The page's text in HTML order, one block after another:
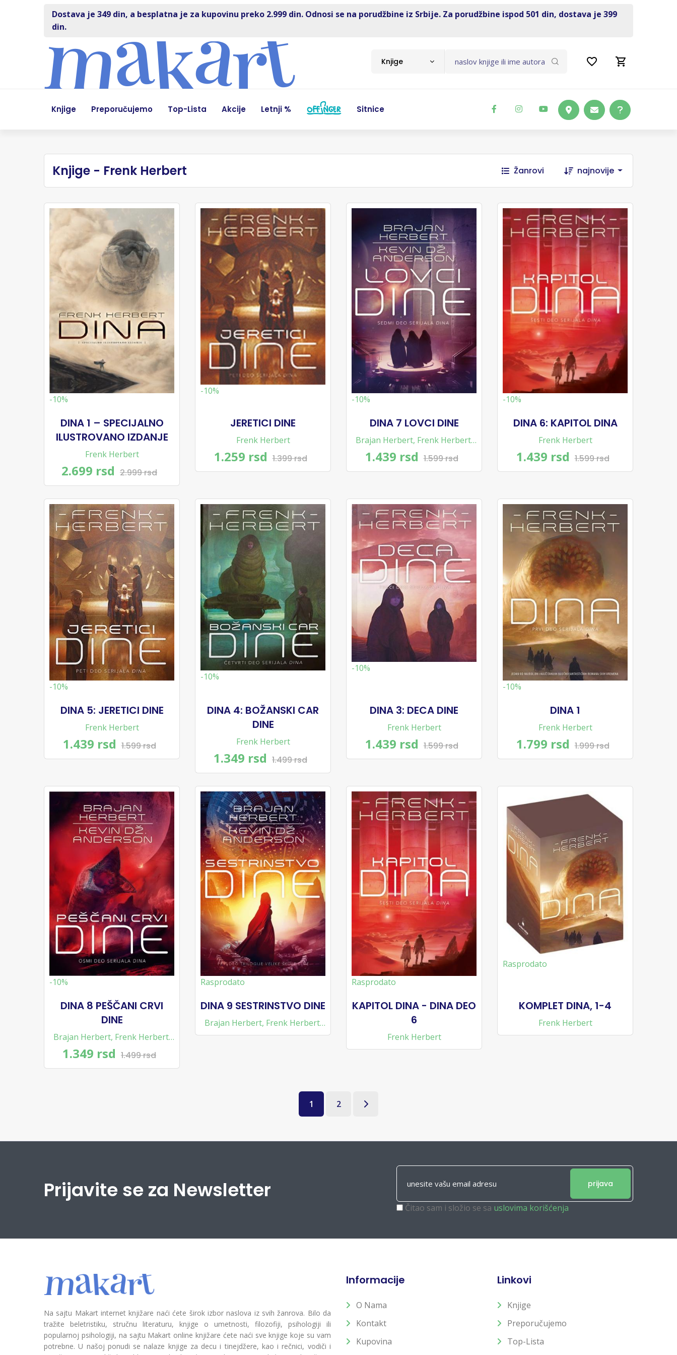
Dostava je 349 din, a besplatna je za kupovinu preko 2.999 din. Odnosi se na porudžbine iz Srbije. Za porudžbine ispod 501 din, dostava je 399
din.
Knjige
Knjige Preporučujemo Top-Lista Akcije Letnji % Sitnice
Knjige - Frenk Herbert Žanrovi najnovije
-10%
DINA 1 – SPECIJALNO
ILUSTROVANO IZDANJE
Frenk Herbert
2.699 rsd 2.999 rsd
-10%
JERETICI DINE
Frenk Herbert
1.259 rsd 1.399 rsd
-10%
DINA 7 LOVCI DINE
Brajan Herbert, Frenk Herbert,
Kevin Džej Anderson
1.439 rsd 1.599 rsd
-10%
DINA 6: KAPITOL DINA
Frenk Herbert
1.439 rsd 1.599 rsd
-10%
DINA 5: JERETICI DINE
Frenk Herbert
1.439 rsd 1.599 rsd
-10%
DINA 4: BOŽANSKI CAR
DINE
Frenk Herbert
1.349 rsd 1.499 rsd
-10%
DINA 3: DECA DINE
Frenk Herbert
1.439 rsd 1.599 rsd
-10%
DINA 1
Frenk Herbert
1.799 rsd 1.999 rsd
-10%
DINA 8 PEŠČANI CRVI
DINE
Brajan Herbert, Frenk Herbert,
Kevin Džej Anderson
1.349 rsd 1.499 rsd
Rasprodato
DINA 9 SESTRINSTVO DINE
Brajan Herbert, Frenk Herbert,
Kevin Džej Anderson
Rasprodato
KAPITOL DINA - DINA DEO
6
Frenk Herbert
Rasprodato
KOMPLET DINA, 1-4
Frenk Herbert
1 2
Prijavite se za Newsletter prijava
Čitao sam i složio se sa uslovima korišćenja
Na sajtu Makart internet knjižare naći ćete širok izbor naslova iz svih žanrova. Bilo da
tražite beletristiku, stručnu literaturu, knjige o umetnosti, filozofiji, psihologiji ili
popularnoj psihologiji, na sajtu Makart online knjižare ćete naći sve knjige koje su vam
potrebne. U našoj ponudi se nalaze knjige za decu i tinejdžere, kao i rečnici, vodiči i
Informacije
O Nama
Kontakt
Kupovina
Linkovi
Knjige
Preporučujemo
Top-Lista